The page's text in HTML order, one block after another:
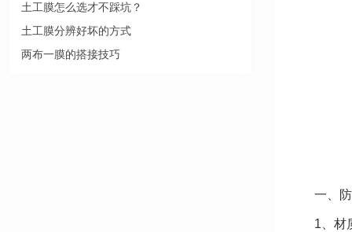
一、
1、材
土工膜怎么选才不踩坑？
土工膜分辨好坏的方式
两布一膜的搭接技巧